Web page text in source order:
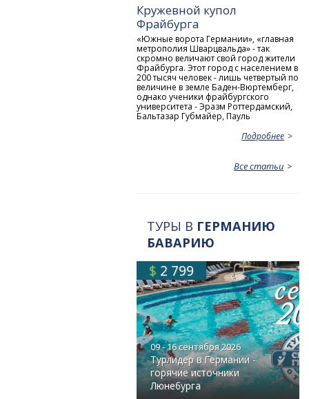
Кружевной купол
Фрайбурга
«Южные ворота Германии», «главная
метрополия Шварцвальда» - так
скромно величают свой город жители
Фрайбурга. Этот город с населением в
200 тысяч человек - лишь четвертый по
величине в земле Баден-Вюртемберг,
однако ученики фрайбургского
университета - Эразм Роттердамский,
Бальтазар Губмайер, Пауль
Подробнее
Все статьи
ТУРЫ В ГЕРМАНИЮ
БАВАРИЮ
$ 2 799
09 - 16 сентября 2026
Турлидер в Германии -
горячие источники
Люнебурга